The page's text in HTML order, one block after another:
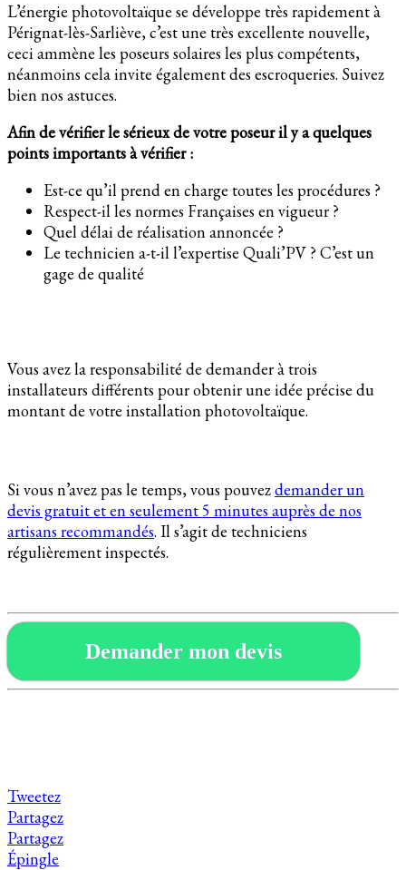
L’énergie photovoltaïque se développe très rapidement à
Pérignat-lès-Sarliève, c’est une très excellente nouvelle,
ceci ammène les poseurs solaires les plus compétents,
néanmoins cela invite également des escroqueries. Suivez
bien nos astuces.
Afin de vérifier le sérieux de votre poseur il y a quelques
points importants à vérifier :
Est-ce qu’il prend en charge toutes les procédures ?
Respect-il les normes Françaises en vigueur ?
Quel délai de réalisation annoncée ?
Le technicien a-t-il l’expertise Quali’PV ? C’est un
gage de qualité
Vous avez la responsabilité de demander à trois
installateurs différents pour obtenir une idée précise du
montant de votre installation photovoltaïque.
Si vous n’avez pas le temps, vous pouvezdemander un
devis gratuit et en seulement 5 minutes auprès de nos
artisans recommandés. Il s’agit de techniciens
régulièrement inspectés.
Demander mon devis
Tweetez
Partagez
Partagez
Épingle